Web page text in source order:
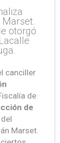
otorgó
canciller
de
de
Marset.